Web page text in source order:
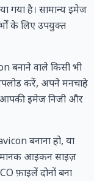
है। सामान्य इमेज
के लिए उपयुक्त
बनाने वाले किसी भी
करें, अपने मनचाहे
आपकी इमेज निजी और
बनाना हो, या
मानक आइकन साइज़
फ़ाइलें दोनों बना